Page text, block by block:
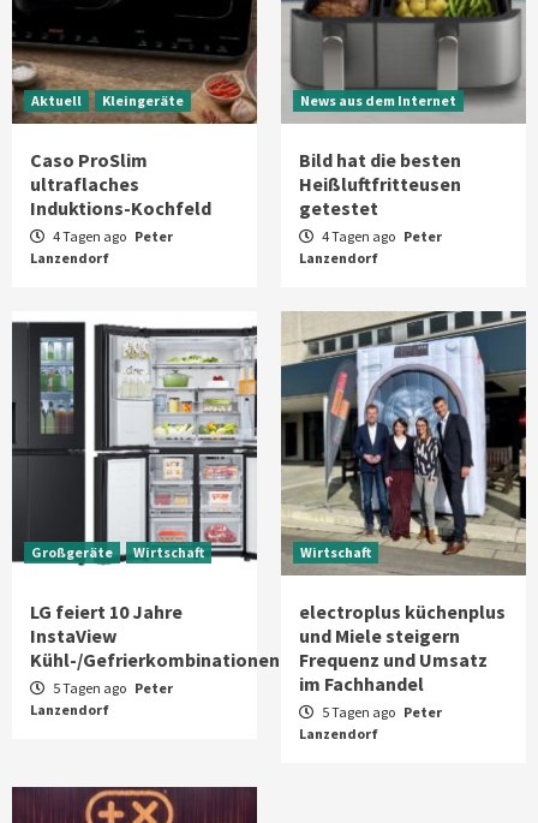
Aktuell Kleingeräte
Caso ProSlim
ultraflaches
Induktions-Kochfeld
4 Tagen ago Peter
Lanzendorf
News aus dem Internet
Bild hat die besten
Heißluftfritteusen
getestet
4 Tagen ago Peter
Lanzendorf
Großgeräte Wirtschaft
LG feiert 10 Jahre
InstaView
Kühl-/Gefrierkombinationen
5 Tagen ago Peter
Lanzendorf
Wirtschaft
electroplus küchenplus
und Miele steigern
Frequenz und Umsatz
im Fachhandel
5 Tagen ago Peter
Lanzendorf